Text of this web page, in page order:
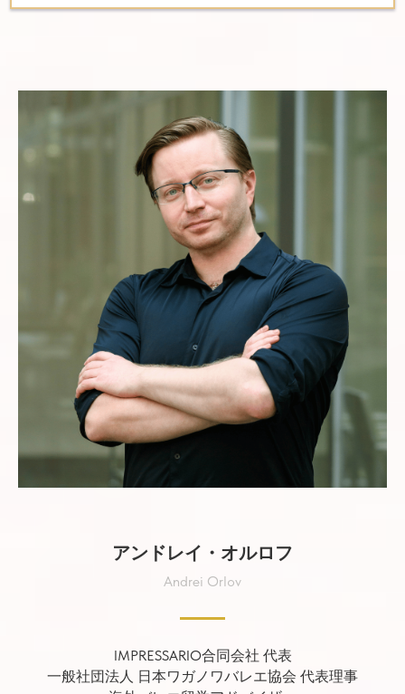
アンドレイ・オルロフ
Andrei Orlov
IMPRESSARIO合同会社 代表
一般社団法人 日本ワガノワバレエ協会 代表理事